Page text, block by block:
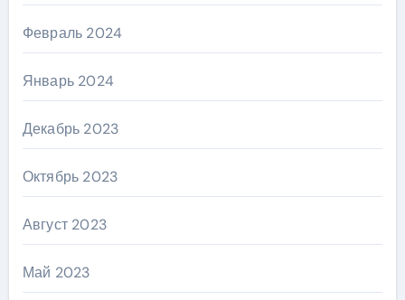
Февраль 2024
Январь 2024
Декабрь 2023
Октябрь 2023
Август 2023
Май 2023